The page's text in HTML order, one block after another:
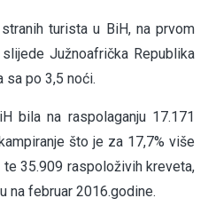
turista u BiH, na prvom
Južnoafrička Republika
sa po 3,5 noći.
bila na raspolaganju 17.171
što je za 17,7% više
35.909 raspoloživih kreveta,
na februar 2016.godine.